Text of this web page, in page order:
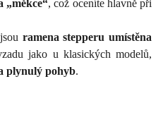
„měkce“, což oceníte hlavně při
ramena stepperu umístěna
jako u klasických modelů,
plynulý pohyb.